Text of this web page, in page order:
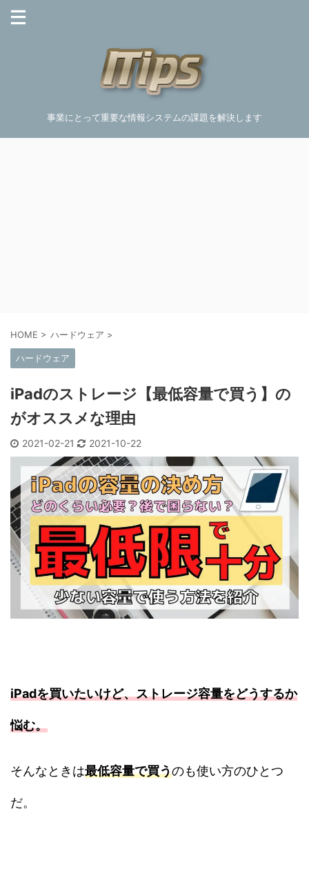
事業にとって重要な情報システムの課題を解決します
HOME > ハードウェア >
ハードウェア
iPadのストレージ【最低容量で買う】の
がオススメな理由
2021-02-21 2021-10-22
iPadを買いたいけど、ストレージ容量をどうするか
悩む。
そんなときは最低容量で買うのも使い方のひとつ
だ。